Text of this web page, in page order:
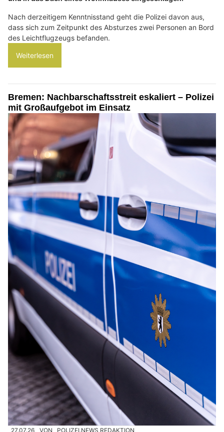
Nach derzeitigem Kenntnisstand geht die Polizei davon aus,
dass sich zum Zeitpunkt des Absturzes zwei Personen an Bord
des Leichtflugzeugs befanden.
Weiterlesen
Bremen: Nachbarschaftsstreit eskaliert – Polizei
mit Großaufgebot im Einsatz
27.07.26 VON POLIZEI.NEWS REDAKTION